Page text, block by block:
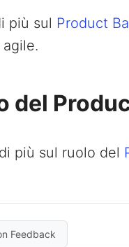
più sul Product
del
più sul ruolo del
Feedback